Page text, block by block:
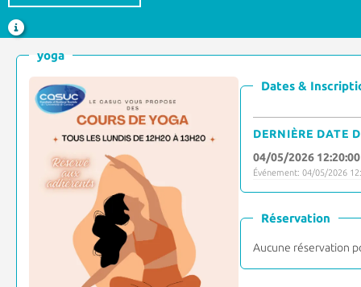
yoga
Dates &
DERNIÈRE DATE
04/05/2026 12:20:00
Événement: 04/05/2026
Réservation
Aucune réservation